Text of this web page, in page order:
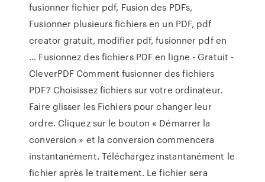
fusionner fichier pdf, Fusion des PDFs,
Fusionner plusieurs fichiers en un PDF, pdf
creator gratuit, modifier pdf, fusionner pdf en
… Fusionnez des fichiers PDF en ligne - Gratuit -
CleverPDF Comment fusionner des fichiers
PDF? Choisissez fichiers sur votre ordinateur.
Faire glisser les Fichiers pour changer leur
ordre. Cliquez sur le bouton « Démarrer la
conversion » et la conversion commencera
instantanément. Téléchargez instantanément le
fichier après le traitement. Le fichier sera